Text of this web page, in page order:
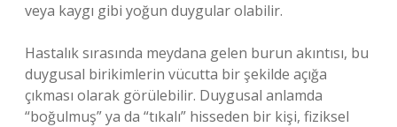
veya kaygı gibi yoğun duygular olabilir.
Hastalık sırasında meydana gelen burun akıntısı, bu
duygusal birikimlerin vücutta bir şekilde açığa
çıkması olarak görülebilir. Duygusal anlamda
“boğulmuş” ya da “tıkalı” hisseden bir kişi, fiziksel